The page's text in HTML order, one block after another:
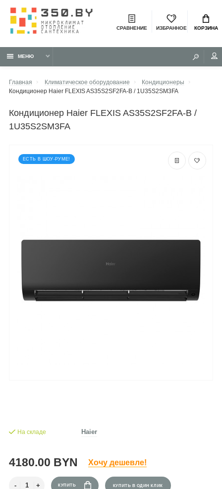
СРАВНЕНИЕ ИЗБРАННОЕ КОРЗИНА
МЕНЮ
Главная Климатическое оборудование
Кондиционеры
Кондиционер Haier FLEXIS AS35S2SF2FA-B / 1U35S2SM3FA
кондиционер Haier FLEXIS AS35S2SF2FA-B /
1U35S2SM3FA
ЕСТЬ В ШОУ-РУМЕ!
На складе Haier
4180.00 BYN Хочу дешевле!
КУПИТЬ КУПИТЬ В ОДИН КЛИК